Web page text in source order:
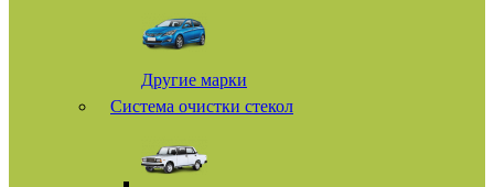
Другие марки
Система очистки стекол